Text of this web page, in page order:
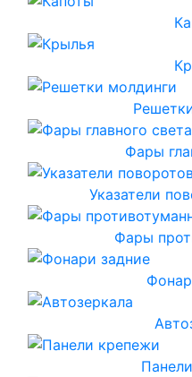
Фары
Указатели
Фары